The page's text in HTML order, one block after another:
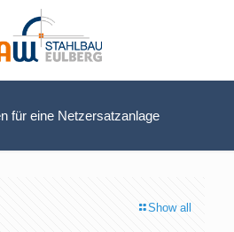
für eine Netzersatzanlage
Show all